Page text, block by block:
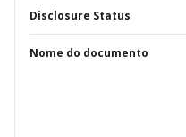
Disclosure Status
Nome do documento